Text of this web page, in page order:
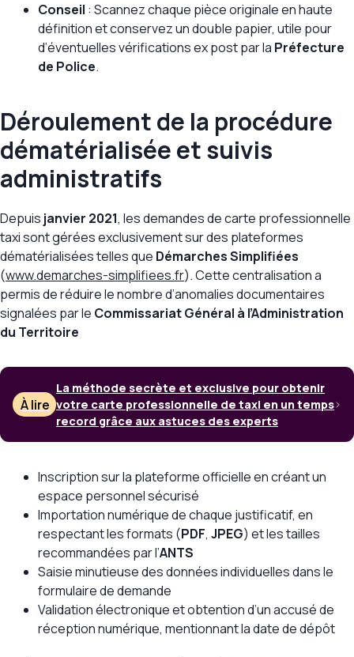
Conseil : Scannez chaque pièce originale en haute
définition et conservez un double papier, utile pour
d’éventuelles vérifications ex post par la Préfecture
de Police.
Déroulement de la procédure
dématérialisée et suivis
administratifs
Depuis janvier 2021, les demandes de carte professionnelle
taxi sont gérées exclusivement sur des plateformes
dématérialisées telles que Démarches Simplifiées
(www.demarches-simplifiees.fr). Cette centralisation a
permis de réduire le nombre d’anomalies documentaires
signalées par le Commissariat Général à l’Administration
du Territoire
À lire
La méthode secrète et exclusive pour obtenir
votre carte professionnelle de taxi en un temps
record grâce aux astuces des experts
Inscription sur la plateforme officielle en créant un
espace personnel sécurisé
Importation numérique de chaque justificatif, en
respectant les formats (PDF, JPEG) et les tailles
recommandées par l’ANTS
Saisie minutieuse des données individuelles dans le
formulaire de demande
Validation électronique et obtention d’un accusé de
réception numérique, mentionnant la date de dépôt